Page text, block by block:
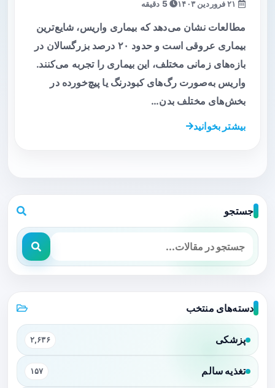
5 دقیقه
مطالعات نشان می‌دهد که بیماری واریس، شایع‌ترین
بیماری عروقی است و حدود ۲۰ درصد بزرگسالان در
بازه‌های زمانی مختلف، این بیماری را تجربه می‌کنند.
واریس به‌صورت رگ‌های کبودرنگ یا پیچ‌خورده در
بخش‌های مختلف بدن…
بیشتر بخوانید
جستجو
دسته‌های منتخب
پزشکی ۲,۶۳۶
تغذیه سالم ۱۵۷